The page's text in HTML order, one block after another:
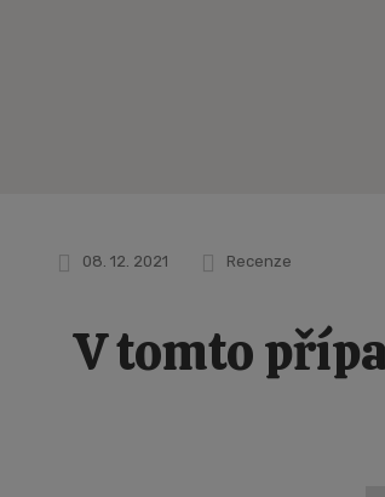
08. 12. 2021 Recenze
V tomto